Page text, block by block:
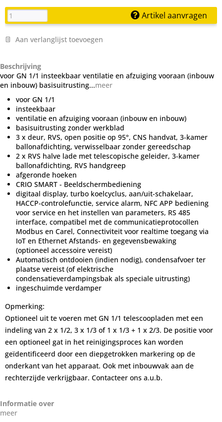
Artikel aanvragen
Aan verlanglijst toevoegen
Beschrijving
voor GN 1/1 insteekbaar ventilatie en afzuiging vooraan (inbouw
en inbouw) basisuitrusting...meer
voor GN 1/1
insteekbaar
ventilatie en afzuiging vooraan (inbouw en inbouw)
basisuitrusting zonder werkblad
3 x deur, RVS, open positie op 95°, CNS handvat, 3-kamer
ballonafdichting, verwisselbaar zonder gereedschap
2 x RVS halve lade met telescopische geleider, 3-kamer
ballonafdichting, RVS handgreep
afgeronde hoeken
CRIO SMART - Beeldschermbediening
digitaal display, turbo koelcyclus, aan/uit-schakelaar,
HACCP-controlefunctie, service alarm, NFC APP bediening
voor service en het instellen van parameters, RS 485
interface, compatibel met de communicatieprotocollen
Modbus en Carel, Connectiviteit voor realtime toegang via
IoT en Ethernet Afstands- en gegevensbewaking
(optioneel accessoire vereist)
Automatisch ontdooien (indien nodig), condensafvoer ter
plaatse vereist (of elektrische
condensatieverdampingsbak als speciale uitrusting)
ingeschuimde verdamper
Opmerking:
Optioneel uit te voeren met GN 1/1 telescoopladen met een
indeling van 2 x 1/2, 3 x 1/3 of 1 x 1/3 + 1 x 2/3. De positie voor
een optioneel gat in het reinigingsproces kan worden
geïdentificeerd door een diepgetrokken markering op de
onderkant van het apparaat. Ook met inbouwvak aan de
rechterzijde verkrijgbaar. Contacteer ons a.u.b.
Informatie over
meer